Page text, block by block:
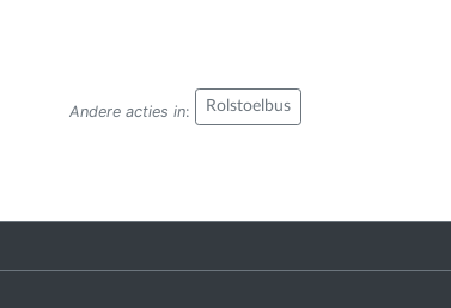
Andere acties in: Rolstoelbus